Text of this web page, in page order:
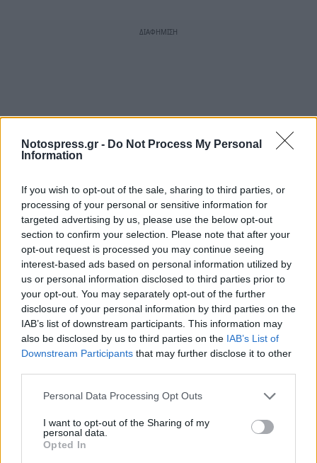
Notospress.gr - Do Not Process My Personal
Information
If you wish to opt-out of the sale, sharing to third parties, or
processing of your personal or sensitive information for
targeted advertising by us, please use the below opt-out
section to confirm your selection. Please note that after your
opt-out request is processed you may continue seeing
interest-based ads based on personal information utilized by
us or personal information disclosed to third parties prior to
your opt-out. You may separately opt-out of the further
disclosure of your personal information by third parties on the
IAB’s list of downstream participants. This information may
also be disclosed by us to third parties on the IAB’s List of
Downstream Participants that may further disclose it to other
Personal Data Processing Opt Outs
I want to opt-out of the Sharing of my
personal data.
Opted In